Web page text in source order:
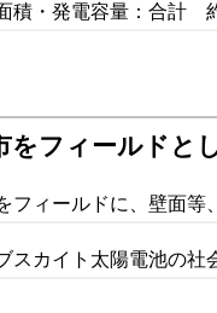
積・発電容量：合計
をフィールドと
フィールドに、壁面等
スカイト太陽電池の社